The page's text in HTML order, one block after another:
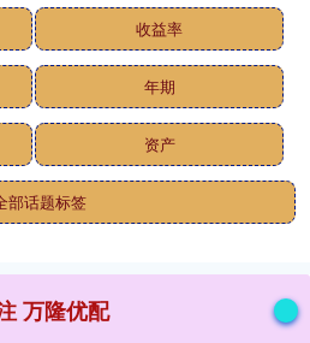
收益率
年期
资产
部话题标签
万隆优配